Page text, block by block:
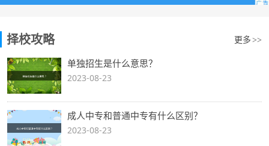
择校攻略 更多 >>
单独招生是什么意思？
2023-08-23
成人中专和普通中专有什么区别？
2023-08-23